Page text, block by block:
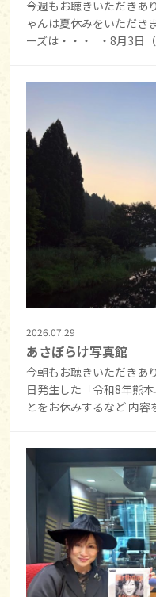
今週もお聴きいただきあ
ゃんは夏休みをいただき
ーズは・・・ ・8月3日
2026.07.29
あさぼらけ写真館
今朝もお聴きいただきあ
日発生した「令和8年熊
とをお休みするなど 内容